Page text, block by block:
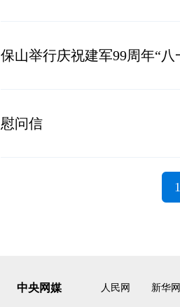
保山举行庆祝建军99周年“
慰问信
1
中央网媒 人民网 新华网